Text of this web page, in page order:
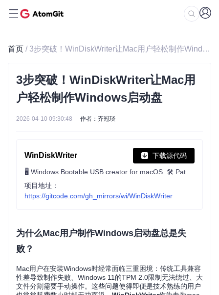
首页 / 3步突破！WinDiskWriter让Mac用户轻松制作Windows启动盘
3步突破！WinDiskWriter让Mac用
户轻松制作Windows启动盘
2026-04-10 09:30:48 作者：齐冠琰
WinDiskWriter 下载源代码
项目地址：
https://gitcode.com/gh_mirrors/wi/WinDiskWriter
为什么Mac用户制作Windows启动盘总是失
败？
Mac用户在安装Windows时经常面临三重困境：传统工具兼容
性差导致制作失败、Windows 11的TPM 2.0限制无法绕过、大
文件分割需要手动操作。这些问题使得即便是技术熟练的用户